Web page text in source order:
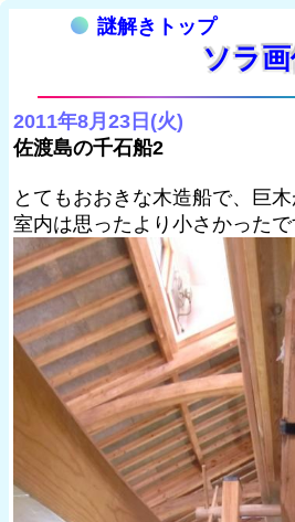
謎解きトップ
ソラ
2011年8月23日(火)
佐渡島の千石船2
とてもおおきな木造船で、巨木
室内は思ったより小さかったで